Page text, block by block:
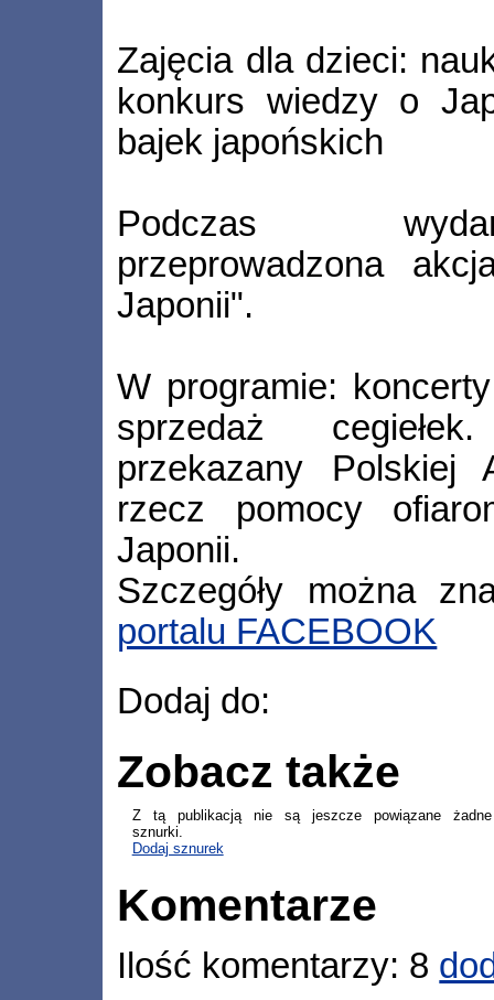
Zajęcia dla dzieci:
konkurs wiedzy o
bajek japońskich
Podczas
przeprowadzona
Japonii".
W programie:
sprzedaż
przekazany Polskiej
rzecz pomocy
Japonii.
Szczegóły można
portalu FACEBOOK
Dodaj do:
Zobacz także
Z tą publikacją nie są jeszcze powiązane żadne
sznurki.
Dodaj sznurek
Komentarze
Ilość komentarzy: 8